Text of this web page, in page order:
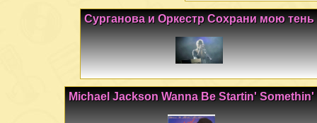
Сурганова и Оркестр Сохрани мою тень
Michael Jackson Wanna Be Startin' Somethin'